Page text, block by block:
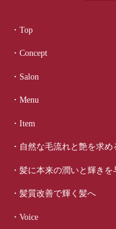
・Top
・Concept
・Salon
・Menu
・Item
・自然な毛流れと艶を求め
・髪に本来の潤いと輝きを
・髪質改善で輝く髪へ
・Voice